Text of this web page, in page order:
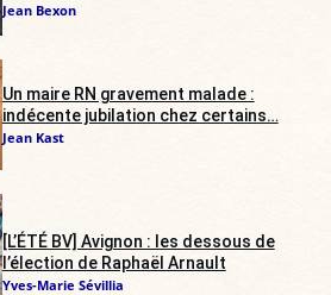
Jean Bexon
Un maire RN gravement malade :
indécente jubilation chez certains…
Jean Kast
[L’ÉTÉ BV] Avignon : les dessous de
l’élection de Raphaël Arnault
Yves-Marie Sévillia